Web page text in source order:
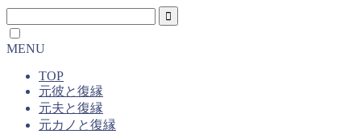
MENU
TOP
元彼と復縁
元夫と復縁
元カノと復縁